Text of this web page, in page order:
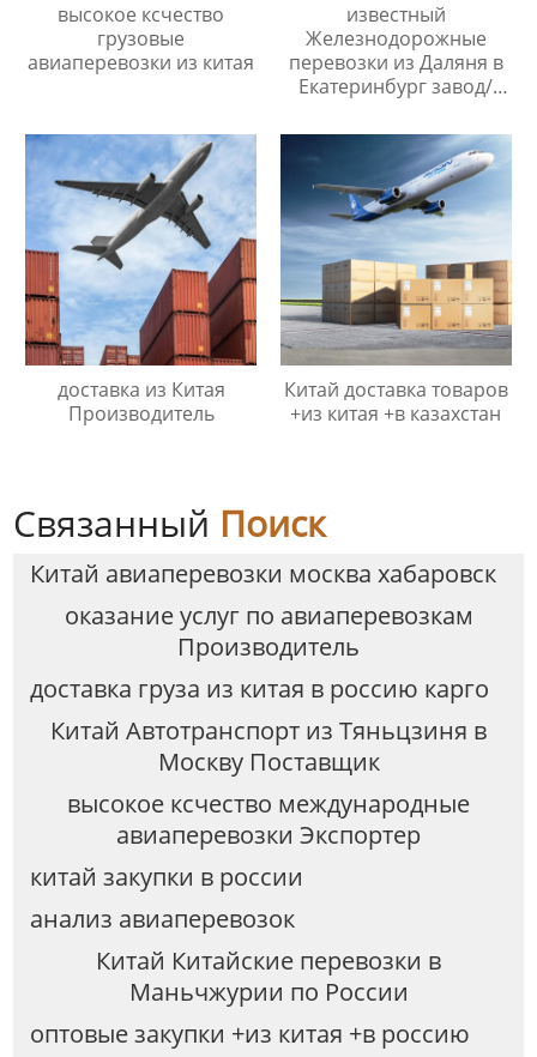
высокое ксчество
грузовые
авиаперевозки из китая
известный
Железнодорожные
перевозки из Даляня в
Екатеринбург завод/
доставка из Китая
Производитель
Китай доставка товаров
+из китая +в казахстан
Связанный Поиск
Китай авиаперевозки москва хабаровск
оказание услуг по авиаперевозкам
Производитель
доставка груза из китая в россию карго
Китай Автотранспорт из Тяньцзиня в
Москву Поставщик
высокое ксчество международные
авиаперевозки Экспортер
китай закупки в россии
анализ авиаперевозок
Китай Китайские перевозки в
Маньчжурии по России
оптовые закупки +из китая +в россию